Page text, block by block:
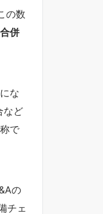
の数
合併
な
など
で
の
チェ